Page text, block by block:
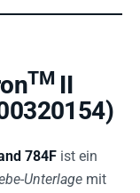
TM II
784F ist ein
Unterlage mit